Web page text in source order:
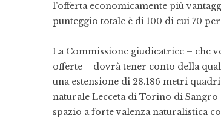
l’offerta economicamente più
punteggio totale è di 100 di cui 70
La Commissione giudicatrice – che
offerte – dovrà tener conto della
una estensione di 28.186 metri
naturale Lecceta di Torino di
spazio a forte valenza naturalistica